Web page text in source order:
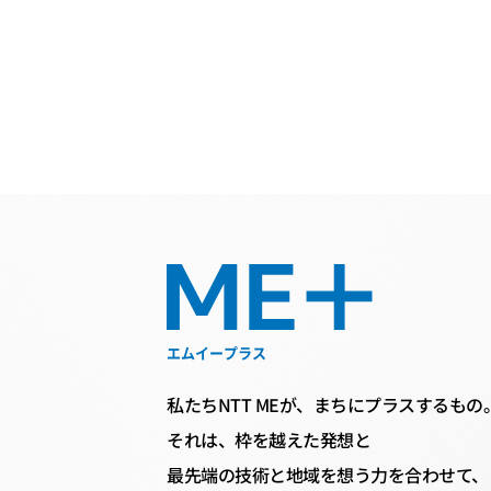
エムイープラス
私たちNTT MEが、まちにプラスするもの
それは、枠を越えた発想と
最先端の技術と地域を想う力を合わせて、